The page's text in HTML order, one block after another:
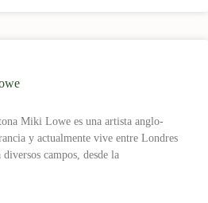
Miki Lowe es una artista anglo-
y actualmente vive entre Londres
campos, desde la